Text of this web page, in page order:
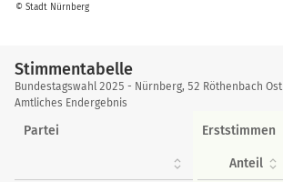
© Stadt Nürnberg
Stimmentabelle
Stimmentabelle
Bundestagswahl 2025 - Nürnberg, 52 Röthenbach Ost
Amtliches Endergebnis
Partei Erststimmen
Anteil